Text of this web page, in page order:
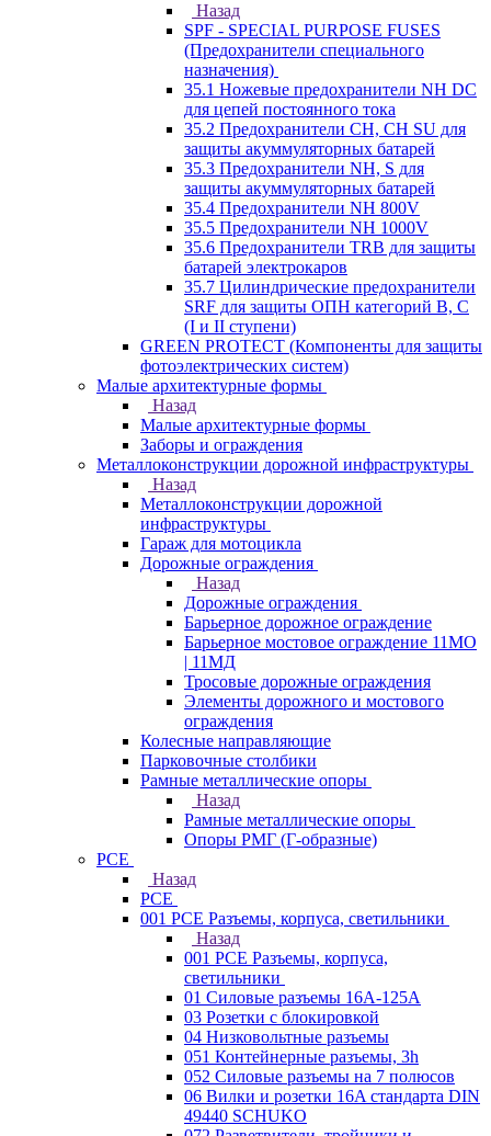
Назад
SPF - SPECIAL PURPOSE FUSES
(Предохранители специального
назначения)
35.1 Ножевые предохранители NH DC
для цепей постоянного тока
35.2 Предохранители CH, CH SU для
защиты акуммуляторных батарей
35.3 Предохранители NH, S для
защиты акуммуляторных батарей
35.4 Предохранители NH 800V
35.5 Предохранители NH 1000V
35.6 Предохранители TRB для защиты
батарей электрокаров
35.7 Цилиндрические предохранители
SRF для защиты ОПН категорий B, C
(I и II ступени)
GREEN PROTECT (Компоненты для защиты
фотоэлектрических систем)
Малые архитектурные формы
Назад
Малые архитектурные формы
Заборы и ограждения
Металлоконструкции дорожной инфраструктуры
Назад
Металлоконструкции дорожной
инфраструктуры
Гараж для мотоцикла
Дорожные ограждения
Назад
Дорожные ограждения
Барьерное дорожное ограждение
Барьерное мостовое ограждение 11МО
| 11МД
Тросовые дорожные ограждения
Элементы дорожного и мостового
ограждения
Колесные направляющие
Парковочные столбики
Рамные металлические опоры
Назад
Рамные металлические опоры
Опоры РМГ (Г-образные)
PCE
Назад
PCE
001 PCE Разъемы, корпуса, светильники
Назад
001 PCE Разъемы, корпуса,
светильники
01 Силовые разъемы 16А-125А
03 Розетки с блокировкой
04 Низковольтные разъемы
051 Контейнерные разъемы, 3h
052 Силовые разъемы на 7 полюсов
06 Вилки и розетки 16A стандарта DIN
49440 SCHUKO